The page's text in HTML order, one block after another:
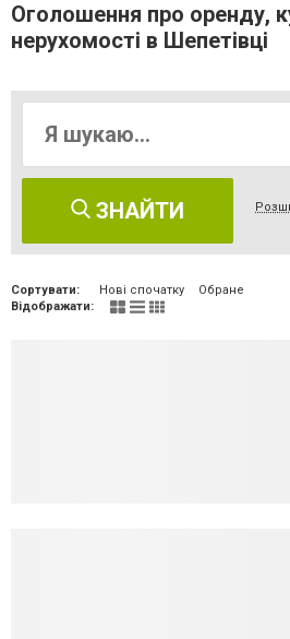
Оголошення про оренду,
нерухомості в Шепетівці
ЗНАЙТИ
Сортувати: Нові спочатку Обране
Відображати: